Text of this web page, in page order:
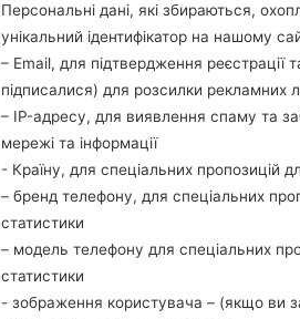
Завантажте
забудьте
Код прошивки NPL
версія CSC
даної прошивки
стокову прошивку
РОЗМІР ФАЙЛУ
Персональні дані, які збираються,
унікальний ідентифікатор на нашому
– Email, для підтвердження
підписалися) для розсилки рекламних
– IP-адресу, для виявлення спаму та
мережі та інформації
- Країну, для спеціальних пропозицій
– бренд телефону, для спеціальних
статистики
– модель телефону для спеціальних
статистики
- зображення користувача – (якщо ви